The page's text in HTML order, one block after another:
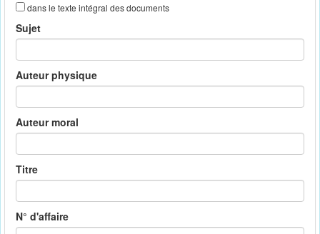
dans le texte intégral des documents
Sujet
Auteur physique
Auteur moral
Titre
N° d'affaire